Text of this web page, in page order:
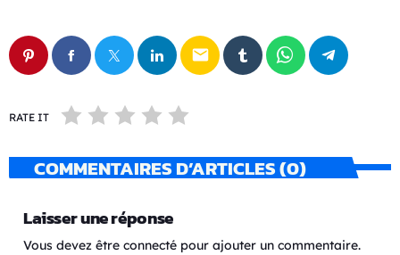
email
RATE IT
COMMENTAIRES D’ARTICLES (0)
Laisser une réponse
Vous devez être connecté pour ajouter un commentaire.